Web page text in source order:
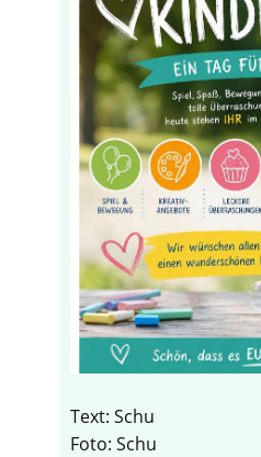
Text: Schu
Foto: Schu